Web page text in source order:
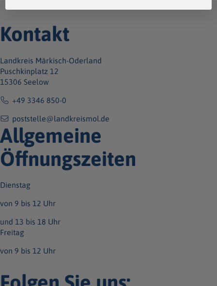
Kontakt
Landkreis Märkisch-Oderland
Puschkinplatz 12
15306 Seelow
+49 3346 850-0
poststelle@landkreismol.de
Allgemeine
Öffnungszeiten
Dienstag
von 9 bis 12 Uhr
und 13 bis 18 Uhr
Freitag
von 9 bis 12 Uhr